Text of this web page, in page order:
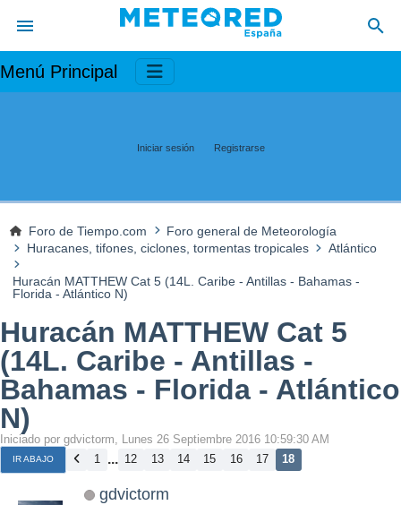
Menú Principal
Iniciar sesión Registrarse
Foro de Tiempo.com
Foro general de Meteorología
Huracanes, tifones, ciclones, tormentas tropicales
Atlántico
Huracán MATTHEW Cat 5 (14L. Caribe - Antillas - Bahamas -
Florida - Atlántico N)
Huracán MATTHEW Cat 5
(14L. Caribe - Antillas -
Bahamas - Florida - Atlántico
N)
Iniciado por gdvictorm, Lunes 26 Septiembre 2016 10:59:30 AM
IR ABAJO 1 ... 12 13 14 15 16 17 18
gdvictorm